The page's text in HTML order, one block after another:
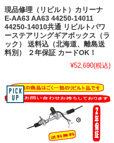
現品修理（リビルト）カリーナ
E-AA63 AA63 44250-14011
44250-14010共通 リビルトパワ
ーステアリングギアボックス（ラ
ック） 送料込（北海道、離島送
料別） ２年保証 カードOK！
¥52,690(税込)